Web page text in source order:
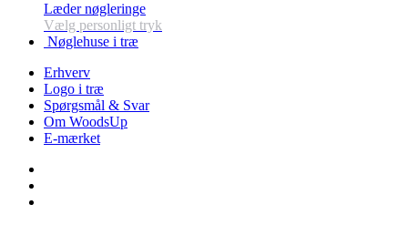
Læder nøgleringe
Vælg personligt tryk
Nøglehuse i træ
Erhverv
Logo i træ
Spørgsmål & Svar
Om WoodsUp
E-mærket